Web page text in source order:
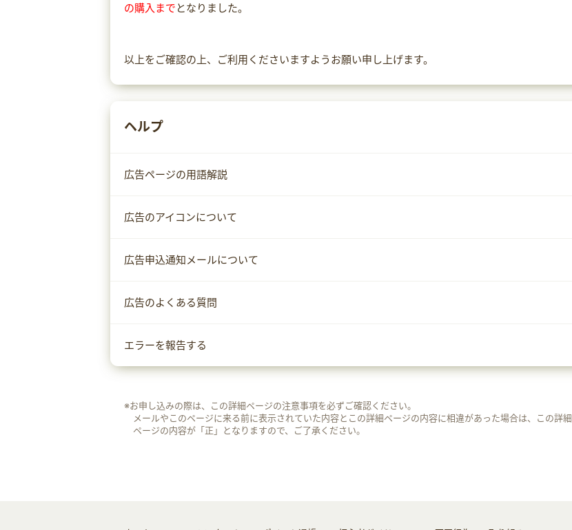
の購入まで となりました。
以上をご確認の上、ご利用くださいますようお願い申し上げます。
ヘルプ
広告ページの用語解説
広告のアイコンについて
広告申込通知メールについて
広告のよくある質問
エラーを報告する
※お申し込みの際は、この詳細ページの注意事項を必ずご確認ください。
メールやこのページに来る前に表示されていた内容とこの詳細ページの内容に相違があった場合は、この詳細
ページの内容が「正」となりますので、ご了承ください。